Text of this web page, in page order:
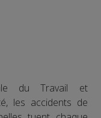
du Travail et
les accidents de